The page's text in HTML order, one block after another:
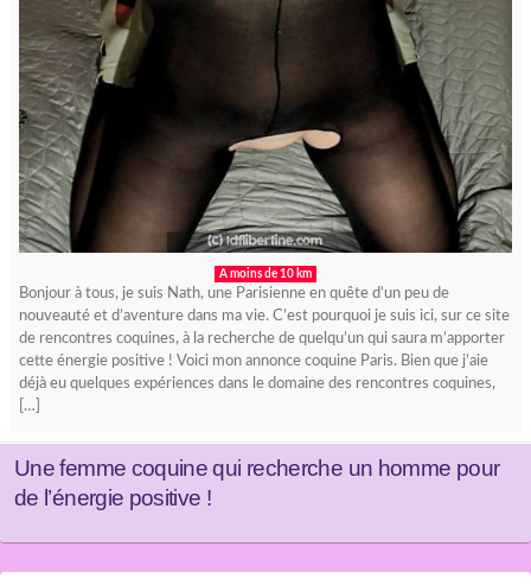
A moins de 10 km
Bonjour à tous, je suis Nath, une Parisienne en quête d’un peu de
nouveauté et d’aventure dans ma vie. C’est pourquoi je suis ici, sur ce site
de rencontres coquines, à la recherche de quelqu’un qui saura m’apporter
cette énergie positive ! Voici mon annonce coquine Paris. Bien que j’aie
déjà eu quelques expériences dans le domaine des rencontres coquines,
[…]
Une femme coquine qui recherche un homme pour
de l’énergie positive !